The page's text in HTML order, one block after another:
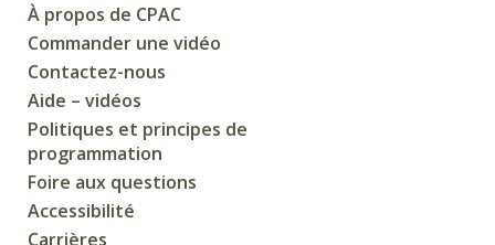
À propos de CPAC
Commander une vidéo
Contactez-nous
Aide – vidéos
Politiques et principes de
programmation
Foire aux questions
Accessibilité
Carrières